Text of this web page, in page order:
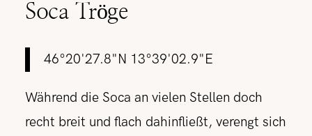
Soca Tröge
46°20'27.8"N 13°39'02.9"E
Während die Soca an vielen Stellen doch
recht breit und flach dahinfließt, verengt sich